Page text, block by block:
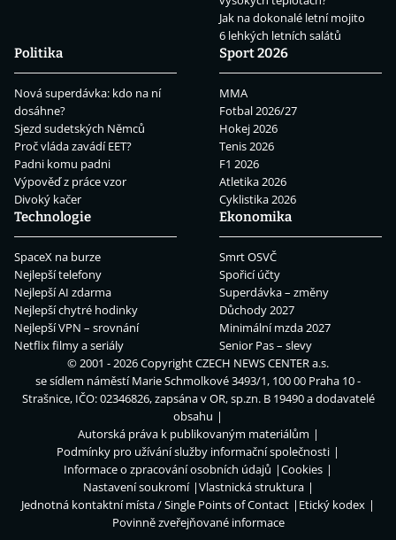
Jak na dokonalé letní mojito
6 lehkých letních salátů
Politika
Nová superdávka: kdo na ní
dosáhne?
Sjezd sudetských Němců
Proč vláda zavádí EET?
Padni komu padni
Výpověď z práce vzor
Divoký kačer
Sport 2026
MMA
Fotbal 2026/27
Hokej 2026
Tenis 2026
F1 2026
Atletika 2026
Cyklistika 2026
Technologie
SpaceX na burze
Nejlepší telefony
Nejlepší AI zdarma
Nejlepší chytré hodinky
Nejlepší VPN – srovnání
Netflix filmy a seriály
Ekonomika
Smrt OSVČ
Spořicí účty
Superdávka – změny
Důchody 2027
Minimální mzda 2027
Senior Pas – slevy
© 2001 - 2026 CopyrightCZECH NEWS CENTER a.s.
se sídlem náměstí Marie Schmolkové 3493/1, 100 00 Praha 10 -
Strašnice, IČO: 02346826, zapsána v OR, sp.zn. B 19490 a dodavatelé
obsahu
Autorská práva k publikovaným materiálům
Podmínky pro užívání služby informační společnosti
Informace o zpracování osobních údajů
Cookies
Nastavení soukromí
Vlastnická struktura
Jednotná kontaktní místa / Single Points of Contact
Etický kodex
Povinně zveřejňované informace